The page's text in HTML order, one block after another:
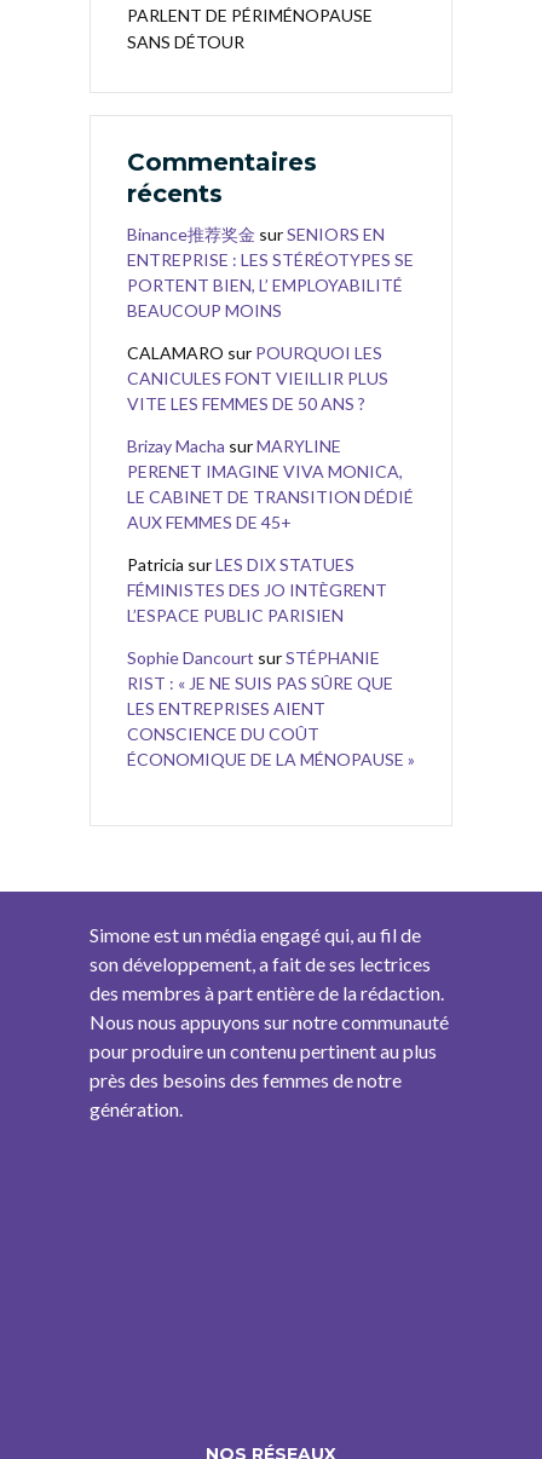
PARLENT DE PÉRIMÉNOPAUSE
SANS DÉTOUR
Commentaires
récents
Binance推荐奖金 surSENIORS EN
ENTREPRISE : LES STÉRÉOTYPES SE
PORTENT BIEN, L’ EMPLOYABILITÉ
BEAUCOUP MOINS
CALAMARO sur POURQUOI LES
CANICULES FONT VIEILLIR PLUS
VITE LES FEMMES DE 50 ANS ?
Brizay Macha surMARYLINE
PERENET IMAGINE VIVA MONICA,
LE CABINET DE TRANSITION DÉDIÉ
AUX FEMMES DE 45+
Patricia surLES DIX STATUES
FÉMINISTES DES JO INTÈGRENT
L’ESPACE PUBLIC PARISIEN
Sophie Dancourt surSTÉPHANIE
RIST : « JE NE SUIS PAS SÛRE QUE
LES ENTREPRISES AIENT
CONSCIENCE DU COÛT
ÉCONOMIQUE DE LA MÉNOPAUSE »
Simone est un média engagé qui, au fil de
son développement, a fait de ses lectrices
des membres à part entière de la rédaction.
Nous nous appuyons sur notre communauté
pour produire un contenu pertinent au plus
près des besoins des femmes de notre
génération.
NOS RÉSEAUX